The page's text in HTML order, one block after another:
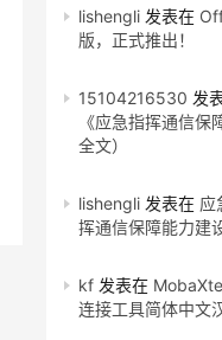
lishengli 发表在
版，正式推出！
15104216530 发
《应急指挥通信
全文）
lishengli 发表在 应
挥通信保障能力建
kf 发表在
连接工具简体中文